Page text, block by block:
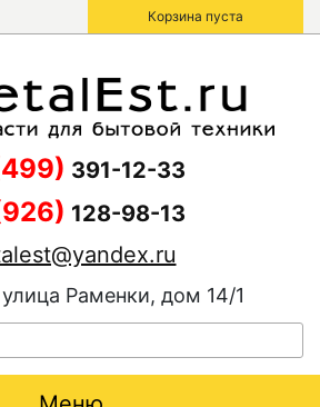
Корзина пуста
391-12-33
128-98-13
Раменки, дом 14/1